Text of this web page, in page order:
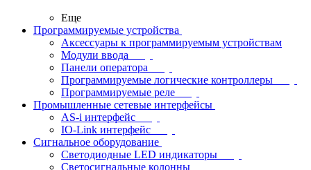
Еще
Программируемые устройства
Аксессуары к программируемым устройствам
Модули ввода
Панели оператора
Программируемые логические контроллеры
Программируемые реле
Промышленные сетевые интерфейсы
AS-i интерфейс
IO-Link интерфейс
Сигнальное оборудование
Светодиодные LED индикаторы
Светосигнальные колонны